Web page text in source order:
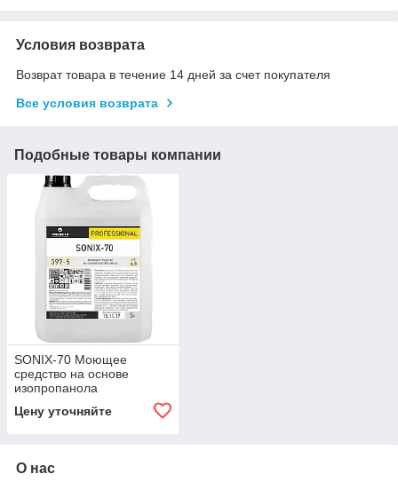
Условия возврата
Возврат товара в течение 14 дней за счет покупателя
Все условия возврата
Подобные товары компании
SONIX-70 Моющее
средство на основе
изопропанола
Цену уточняйте
О нас